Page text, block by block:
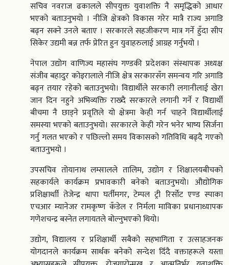
सचिव नवराज ढकालले सीपयुक्त युवाशक्ति नै समृद्धिको आधार
भएको बताउनुभयो । नीजि क्षेत्रको विकास गरेर मात्रै राज्य अगाडि
बढ्न सक्ने उनले बताए । सरकारले सहजीकरण मात्र गर्ने हुँदा सीप
सिकेर उद्यमी बन्न तर्फ प्रेरित हुन युवाहरुलाई आग्रह गर्नुभयो ।
नेपाल उद्योग वाणिज्य महासंघ गण्डकी प्रदेशका संस्थापक अध्यक्ष
संजीव बहादुर कोइरालाले नीजि क्षेत्र सरकारसँग समन्वय गरि अगाडि
बढ्न तयार रहेको बताउनुभयो। विद्यार्थीले सरकारी लगानीलाई खेरा
जान दिन नहुने अभिव्यक्ति राख्दै सरकारले लगानी गर्ने र विद्यार्थी
बीचमा नै छाड्ने प्रवृतिले यो क्षेत्रमा केही गर्न चाहने विद्यार्थीलाई
समस्या भएको बताउनुभयो। सरकारले केही गरेन भनेर भाष्य सिर्जना
गर्नु गलत भएको र पछिल्लो समय विकासको गतिविधि बढ्दै गएको
बताउनुभयो ।
उपसचिव तोयानाथ लम्सालले तालिम, उद्योग र शिक्षालयबीचको
सहकार्यले कार्यक्रम प्रभावकारी बनेको बताउनुभयो। औद्योगिक
प्रशिक्षार्थाी तेजेन्द्र थापा घर्तीमगर, टेम्पल ट्री रिर्सोट एण्ड स्पाका
एचआर म्यानेजर रामकृष्ण कँडेल र निर्मला माविका प्रधानाध्यापक
गणेशचन्द्र बस्नेत लगायतले बोल्नुभएको थियो।
उद्योग, विद्यालय र प्रशिक्षार्थी सबैको सहभागिता र उत्साहजनक
योगदानले कार्यक्रम सार्थक बनेको सन्देश दिँदै वक्ताहरूले यस्ता